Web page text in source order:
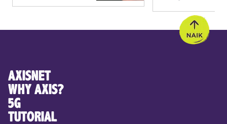
AXISNET
WHY AXIS?
5G
TUTORIAL